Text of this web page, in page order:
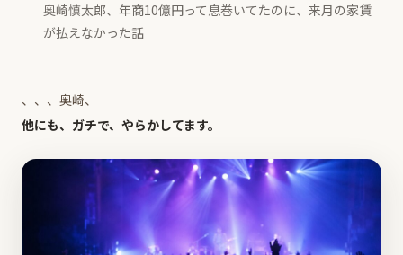
奥崎慎太郎、年商10億円って息巻いてたのに、来月の家賃
が払えなかった話
、、、奥崎、
他にも、ガチで、やらかしてます。